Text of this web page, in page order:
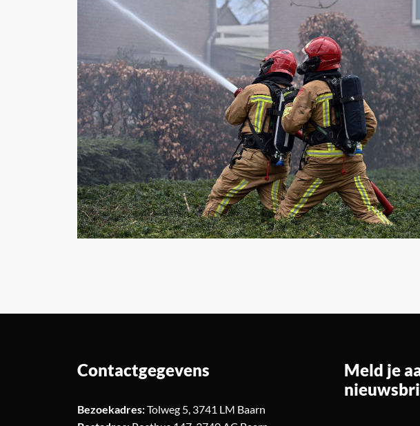
Contactgegevens
Bezoekadres:Tolweg 5, 3741 LM Baarn
Meld je